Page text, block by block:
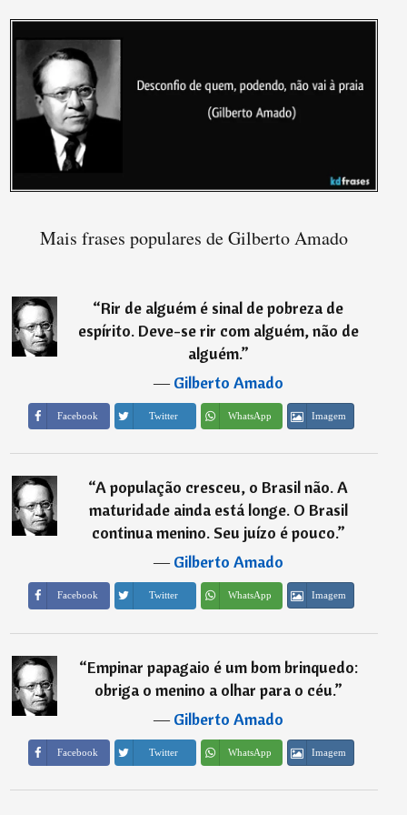
Mais frases populares de Gilberto Amado
“Rir de alguém é sinal de pobreza de
espírito. Deve-se rir com alguém, não de
alguém.”
―Gilberto Amado
Facebook Twitter WhatsApp Imagem
“A população cresceu, o Brasil não. A
maturidade ainda está longe. O Brasil
continua menino. Seu juízo é pouco.”
―Gilberto Amado
Facebook Twitter WhatsApp Imagem
“Empinar papagaio é um bom brinquedo:
obriga o menino a olhar para o céu.”
―Gilberto Amado
Facebook Twitter WhatsApp Imagem